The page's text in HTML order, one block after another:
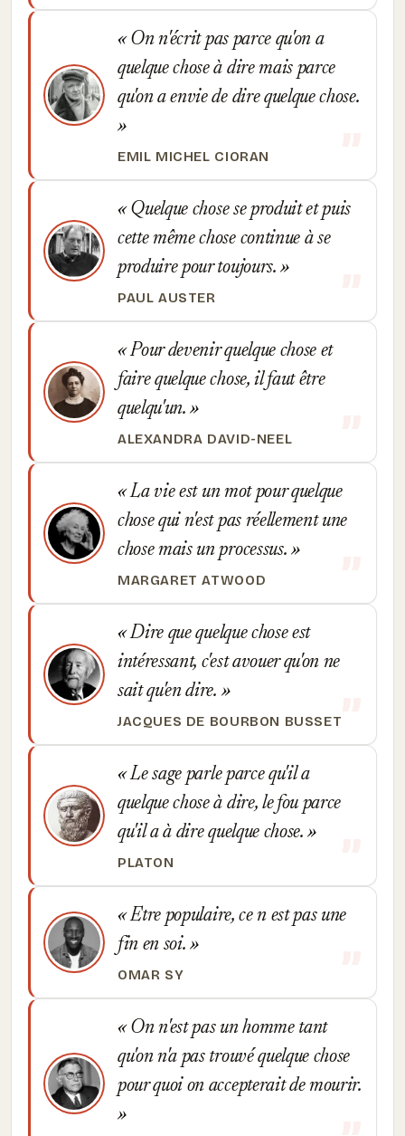
On n'écrit pas parce qu'on a
quelque chose à dire mais parce
qu'on a envie de dire quelque chose.
EMIL MICHEL CIORAN
Quelque chose se produit et puis
cette même chose continue à se
produire pour toujours.
PAUL AUSTER
Pour devenir quelque chose et
faire quelque chose, il faut être
quelqu'un.
ALEXANDRA DAVID-NEEL
La vie est un mot pour quelque
chose qui n'est pas réellement une
chose mais un processus.
MARGARET ATWOOD
Dire que quelque chose est
intéressant, c'est avouer qu'on ne
sait qu'en dire.
JACQUES DE BOURBON BUSSET
Le sage parle parce qu'il a
quelque chose à dire, le fou parce
qu'il a à dire quelque chose.
PLATON
Etre populaire, ce n est pas une
fin en soi.
OMAR SY
On n'est pas un homme tant
qu'on n'a pas trouvé quelque chose
pour quoi on accepterait de mourir.